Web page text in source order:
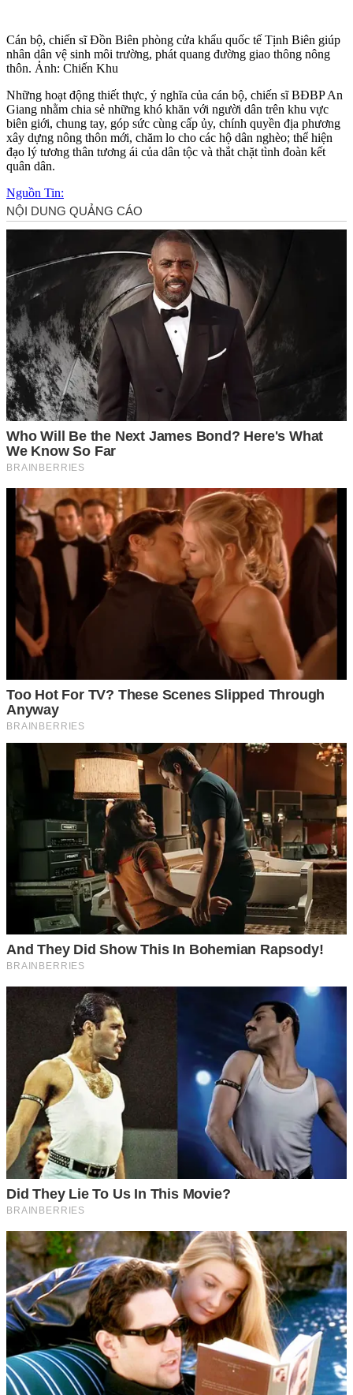
Cán bộ, chiến sĩ Đồn Biên phòng cửa khẩu quốc tế Tịnh Biên giúp
nhân dân vệ sinh môi trường, phát quang đường giao thông nông
thôn. Ảnh: Chiến Khu
Những hoạt động thiết thực, ý nghĩa của cán bộ, chiến sĩ BĐBP An
Giang nhằm chia sẻ những khó khăn với người dân trên khu vực
biên giới, chung tay, góp sức cùng cấp ủy, chính quyền địa phương
xây dựng nông thôn mới, chăm lo cho các hộ dân nghèo; thể hiện
đạo lý tương thân tương ái của dân tộc và thắt chặt tình đoàn kết
quân dân.
Nguồn Tin: